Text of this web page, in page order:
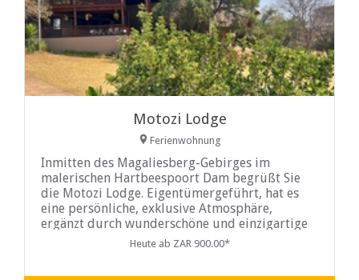
Motozi Lodge
Ferienwohnung
Inmitten des Magaliesberg-Gebirges im
malerischen Hartbeespoort Dam begrüßt Sie
die Motozi Lodge. Eigentümergeführt, hat es
eine persönliche, exklusive Atmosphäre,
ergänzt durch wunderschöne und einzigartige
Heute ab ZAR 900.00*